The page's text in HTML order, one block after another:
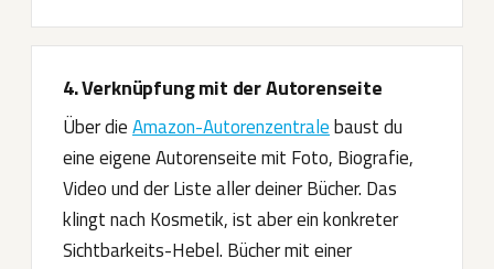
4. Verknüpfung mit der Autorenseite
Über dieAmazon-Autorenzentralebaust du
eine eigene Autorenseite mit Foto, Biografie,
Video und der Liste aller deiner Bücher. Das
klingt nach Kosmetik, ist aber ein konkreter
Sichtbarkeits-Hebel. Bücher mit einer